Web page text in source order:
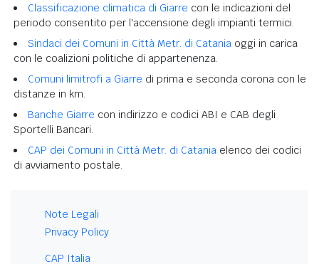
Classificazione climatica di Giarre con le indicazioni del
periodo consentito per l'accensione degli impianti termici.
Sindaci dei Comuni in Città Metr. di Catania oggi in carica
con le coalizioni politiche di appartenenza.
Comuni limitrofi a Giarre di prima e seconda corona con le
distanze in km.
Banche Giarre con indirizzo e codici ABI e CAB degli
Sportelli Bancari.
CAP dei Comuni in Città Metr. di Catania elenco dei codici
di avviamento postale.
Note Legali
Privacy Policy
CAP Italia